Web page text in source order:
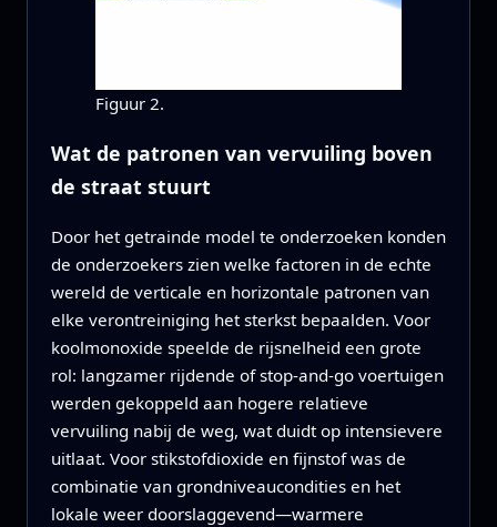
Figuur 2.
Wat de patronen van vervuiling boven
de straat stuurt
Door het getrainde model te onderzoeken konden
de onderzoekers zien welke factoren in de echte
wereld de verticale en horizontale patronen van
elke verontreiniging het sterkst bepaalden. Voor
koolmonoxide speelde de rijsnelheid een grote
rol: langzamer rijdende of stop-and-go voertuigen
werden gekoppeld aan hogere relatieve
vervuiling nabij de weg, wat duidt op intensievere
uitlaat. Voor stikstofdioxide en fijnstof was de
combinatie van grondniveaucondities en het
lokale weer doorslaggevend—warmere